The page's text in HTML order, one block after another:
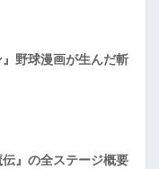
野球漫画が生んだ斬
』の全ステージ概要